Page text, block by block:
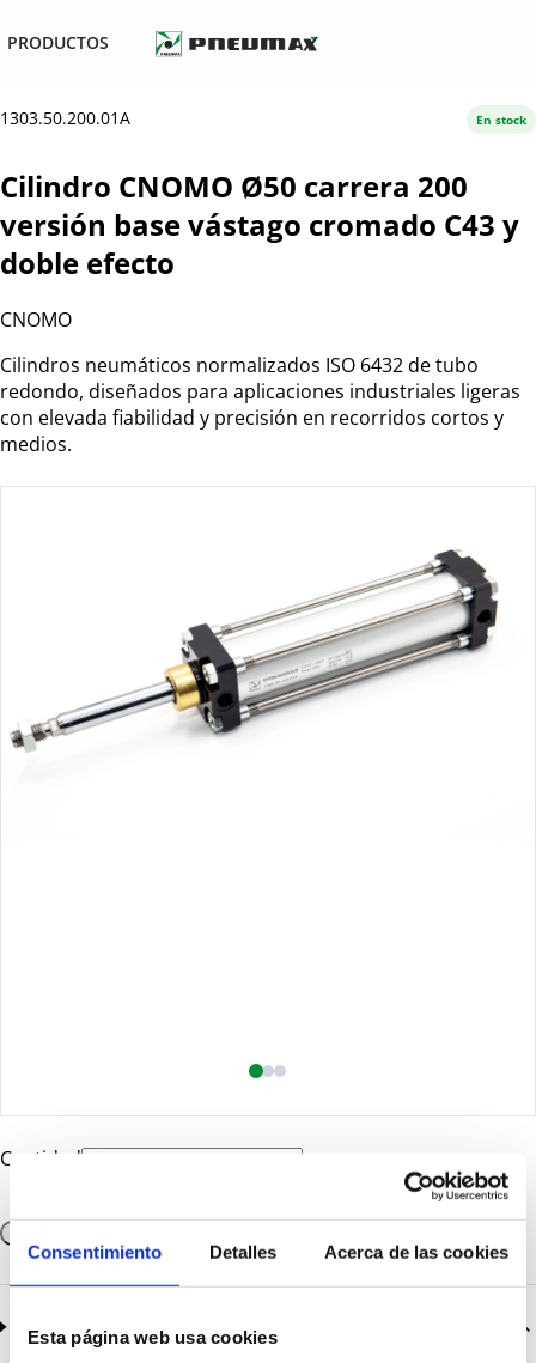
Consentimiento Detalles Acerca de las cookies
Esta página web usa cookies
PRODUCTOS
1303.50.200.01A
Cilindro CNOMO Ø50 carrera 200
versión base vástago cromado C43 y
doble efecto
CNOMO
Cilindros neumáticos normalizados ISO 6432 de tubo
redondo, diseñados para aplicaciones industriales ligeras
con elevada fiabilidad y precisión en recorridos cortos y
medios.
En stock
Cantidad
Documentación